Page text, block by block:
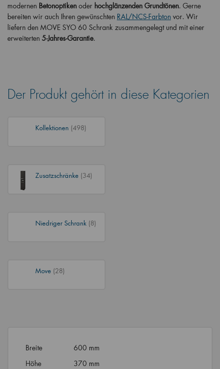
modernen Betonoptiken oder hochglänzenden Grundtönen. Gerne
bereiten wir auch Ihren gewünschten RAL/NCS-Farbton vor. Wir
liefern den MOVE SYO 60 Schrank zusammengelegt und mit einer
erweiterten 5-Jahres-Garantie.
Der Produkt gehört in diese Kategorien
Kollektionen (498)
Zusatzschränke (34)
Niedriger Schrank (8)
Move (28)
Breite
600 mm
Höhe
370 mm